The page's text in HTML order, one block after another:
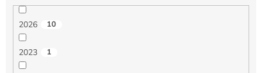
2026 10
2023 1